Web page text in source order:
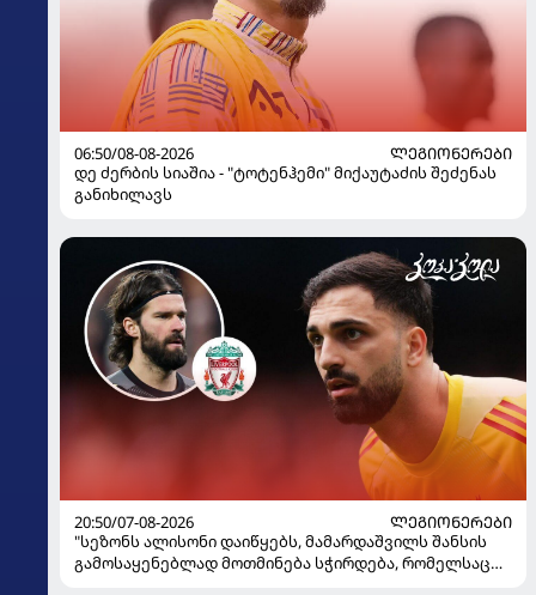
06:50/08-08-2026
ᲚᲔᲒᲘᲝᲜᲔᲠᲔᲑᲘ
დე ძერბის სიაშია - "ტოტენჰემი" მიქაუტაძის შეძენას
განიხილავს
20:50/07-08-2026
ᲚᲔᲒᲘᲝᲜᲔᲠᲔᲑᲘ
"სეზონს ალისონი დაიწყებს, მამარდაშვილს შანსის
გამოსაყენებლად მოთმინება სჭირდება, რომელსაც